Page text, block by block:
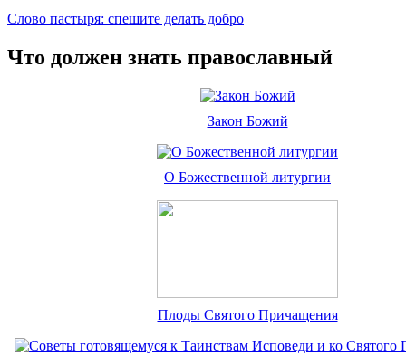
Слово пастыря: спешите делать добро
Что должен знать православный
Закон Божий
О Божественной литургии
Плоды Святого Причащения